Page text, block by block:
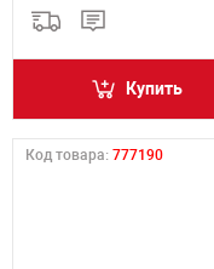
Купить
Код товара: 777190